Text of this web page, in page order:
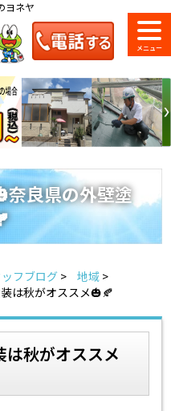
ヨネヤ
ショールーム
のご紹介
せ お電話
いっぱい
工実績
お客様の声
スタッフブログ
奈良県の外壁塗
フブログ > 地域 >
は秋がオススメ🎃🍂
は秋がオススメ